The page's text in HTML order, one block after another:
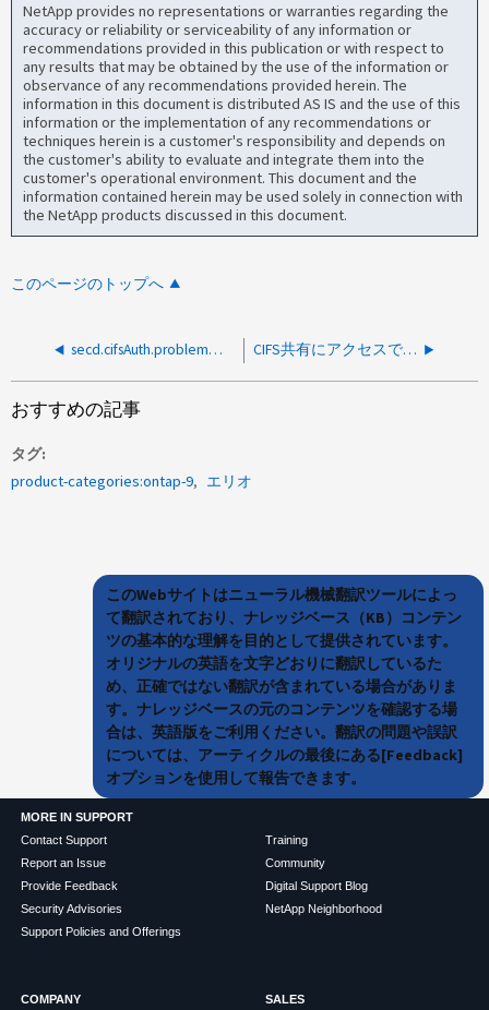
NetApp provides no representations or warranties regarding the
accuracy or reliability or serviceability of any information or
recommendations provided in this publication or with respect to
any results that may be obtained by the use of the information or
observance of any recommendations provided herein. The
information in this document is distributed AS IS and the use of this
information or the implementation of any recommendations or
techniques herein is a customer's responsibility and depends on
the customer's ability to evaluate and integrate them into the
customer's operational environment. This document and the
information contained herein may be used solely in connection with
the NetApp products discussed in this document.
このページのトップへ
secd.cifsAuth.problemでLIFを移行するとCIFS共有にアクセスできなくなる CIFS共有にアクセスできず、エラーADT.stgvol.missingが発生しました
おすすめの記事
タグ
product-categories:ontap-9
エリオ
このWebサイトはニューラル機械翻訳ツールによっ
て翻訳されており、ナレッジベース（KB）コンテン
ツの基本的な理解を目的として提供されています。
オリジナルの英語を文字どおりに翻訳しているた
め、正確ではない翻訳が含まれている場合がありま
す。ナレッジベースの元のコンテンツを確認する場
合は、英語版をご利用ください。翻訳の問題や誤訳
については、アーティクルの最後にある[Feedback]
オプションを使用して報告できます。
MORE IN SUPPORT
Contact Support
Report an Issue
Provide Feedback
Security Advisories
Support Policies and Offerings
Training
Community
Digital Support Blog
NetApp Neighborhood
COMPANY
SALES